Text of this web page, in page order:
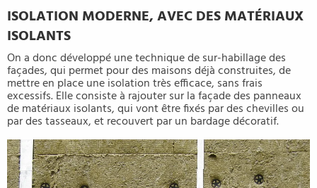
ISOLATION MODERNE, AVEC DES MATÉRIAUX
ISOLANTS
On a donc développé une technique de sur-habillage des
façades, qui permet pour des maisons déjà construites, de
mettre en place une isolation très efficace, sans frais
excessifs. Elle consiste à rajouter sur la façade des panneaux
de matériaux isolants, qui vont être fixés par des chevilles ou
par des tasseaux, et recouvert par un bardage décoratif.